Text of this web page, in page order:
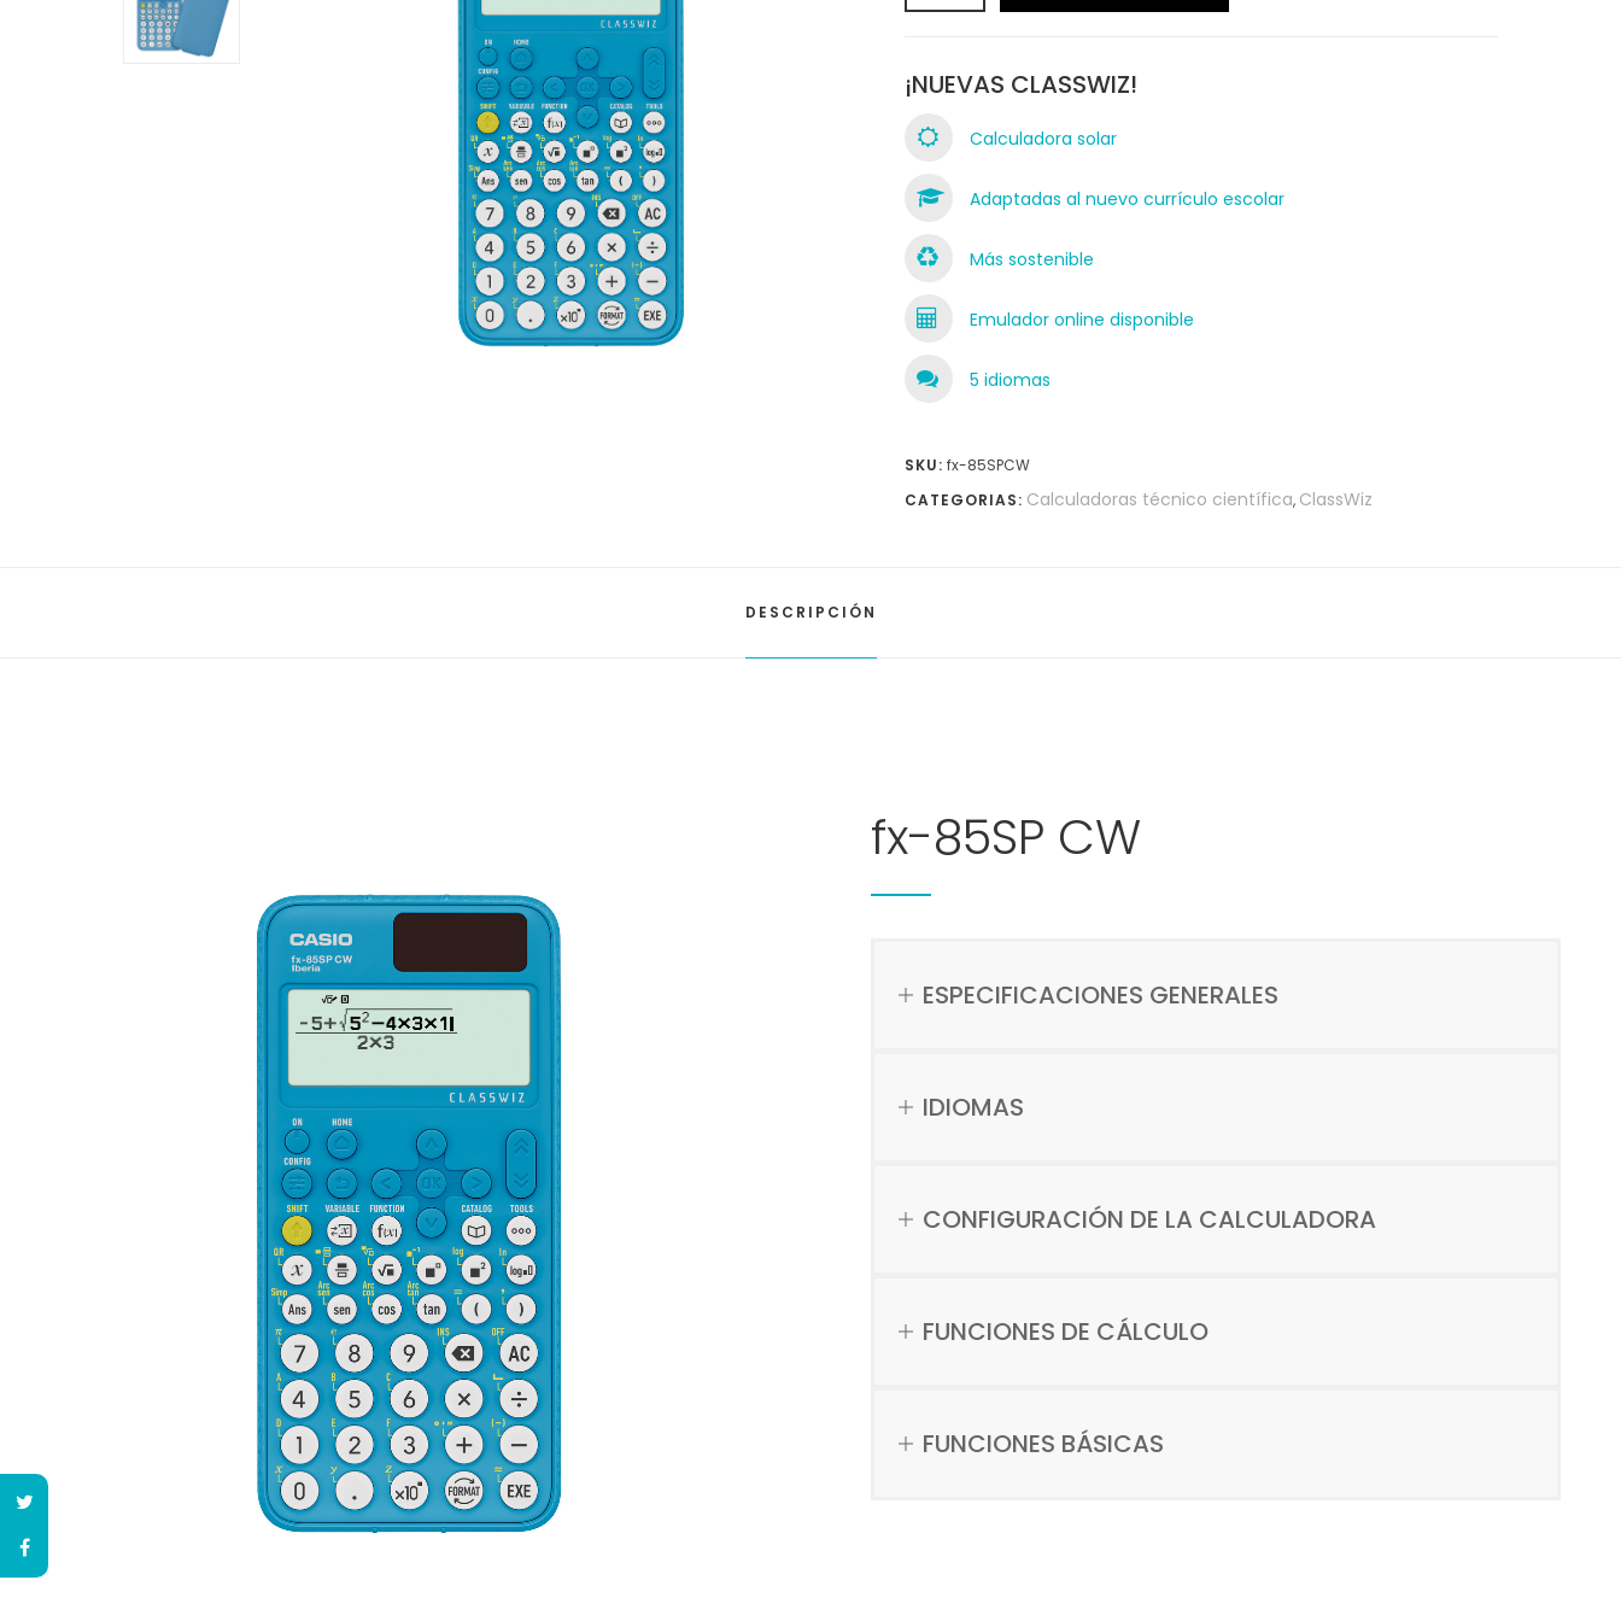
¡NUEVAS CLASSWIZ!
Calculadora solar
Adaptadas al nuevo currículo escolar
Más sostenible
Emulador online disponible
5 idiomas
SKU: fx-85SPCW
CATEGORIAS: Calculadoras técnico científica, ClassWiz
DESCRIPCIÓN
fx-85SP CW
ESPECIFICACIONES GENERALES
IDIOMAS
CONFIGURACIÓN DE LA CALCULADORA
FUNCIONES DE CÁLCULO
FUNCIONES BÁSICAS